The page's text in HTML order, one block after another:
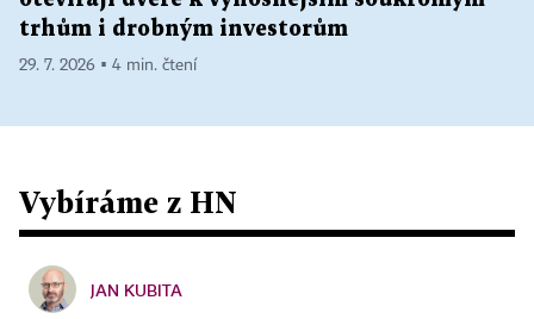
trhům i drobným investorům
29. 7. 2026 ▪ 4 min. čtení
Vybíráme z HN
JAN KUBITA